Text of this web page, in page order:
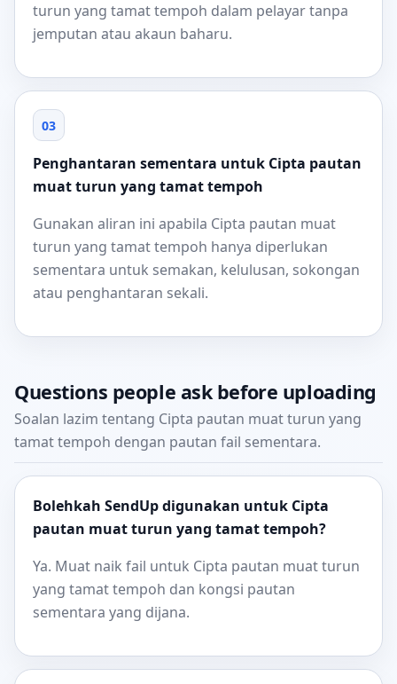
turun yang tamat tempoh dalam pelayar tanpa
jemputan atau akaun baharu.
03
Penghantaran sementara untuk Cipta pautan
muat turun yang tamat tempoh
Gunakan aliran ini apabila Cipta pautan muat
turun yang tamat tempoh hanya diperlukan
sementara untuk semakan, kelulusan, sokongan
atau penghantaran sekali.
Questions people ask before uploading
Soalan lazim tentang Cipta pautan muat turun yang
tamat tempoh dengan pautan fail sementara.
Bolehkah SendUp digunakan untuk Cipta
pautan muat turun yang tamat tempoh?
Ya. Muat naik fail untuk Cipta pautan muat turun
yang tamat tempoh dan kongsi pautan
sementara yang dijana.